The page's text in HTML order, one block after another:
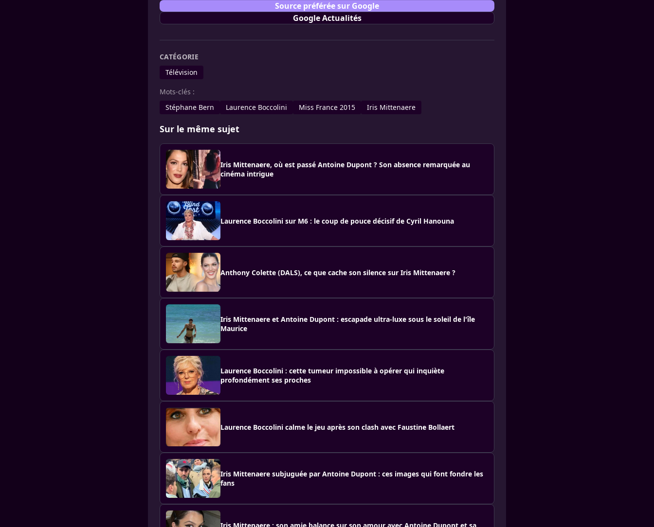
Source préférée sur Google
Google Actualités
CATÉGORIE
Télévision
Mots-clés :
Stéphane Bern
Laurence Boccolini Miss France 2015 Iris Mittenaere
Sur le même sujet
Iris Mittenaere, où est passé Antoine Dupont ? Son absence remarquée au
cinéma intrigue
Laurence Boccolini sur M6 : le coup de pouce décisif de Cyril Hanouna
Anthony Colette (DALS), ce que cache son silence sur Iris Mittenaere ?
Iris Mittenaere et Antoine Dupont : escapade ultra-luxe sous le soleil de l'île
Maurice
Laurence Boccolini : cette tumeur impossible à opérer qui inquiète
profondément ses proches
Laurence Boccolini calme le jeu après son clash avec Faustine Bollaert
Iris Mittenaere subjuguée par Antoine Dupont : ces images qui font fondre les
fans